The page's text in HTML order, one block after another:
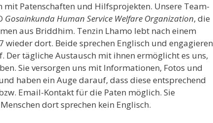
Patenschaften und Hilfsprojekten. Unsere Team-
Gosainkunda Human Service Welfare Organization, die
aus Briddhim. Tenzin Lhamo lebt nach einem
dort. Beide sprechen Englisch und engagieren
tägliche Austausch mit ihnen ermöglicht es uns,
Sie versorgen uns mit Informationen, Fotos und
haben ein Auge darauf, dass diese entsprechend
Email-Kontakt für die Paten möglich. Sie
dort sprechen kein Englisch.